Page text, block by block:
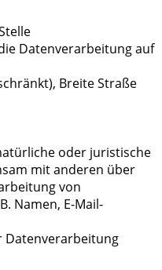
Datenverarbeitung auf
Breite Straße
oder juristische
mit anderen über
von
Namen, E-Mail-
Datenverarbeitung